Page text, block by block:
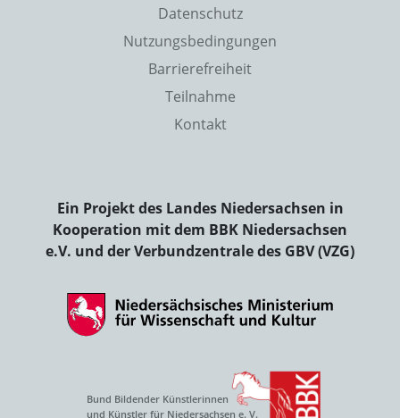
Datenschutz
Nutzungsbedingungen
Barrierefreiheit
Teilnahme
Kontakt
Ein Projekt des Landes Niedersachsen in
Kooperation mit dem BBK Niedersachsen
e.V. und der Verbundzentrale des GBV (VZG)
Bund Bildender Künstlerinnen
und Künstler für Niedersachsen e. V.